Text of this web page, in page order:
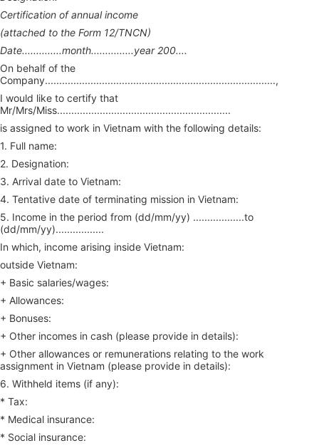
Certification of annual income
(attached to the Form 12/TNCN)
Date..............month...............year 200....
On behalf of the
Company.................................................................................,
I would like to certify that
Mr/Mrs/Miss.............................................................
is assigned to work in Vietnam with the following details:
1. Full name:
2. Designation:
3. Arrival date to Vietnam:
4. Tentative date of terminating mission in Vietnam:
5. Income in the period from (dd/mm/yy) ..................to
(dd/mm/yy).................
In which, income arising inside Vietnam:
outside Vietnam:
+ Basic salaries/wages:
+ Allowances:
+ Bonuses:
+ Other incomes in cash (please provide in details):
+ Other allowances or remunerations relating to the work
assignment in Vietnam (please provide in details):
6. Withheld items (if any):
* Tax:
* Medical insurance:
* Social insurance: